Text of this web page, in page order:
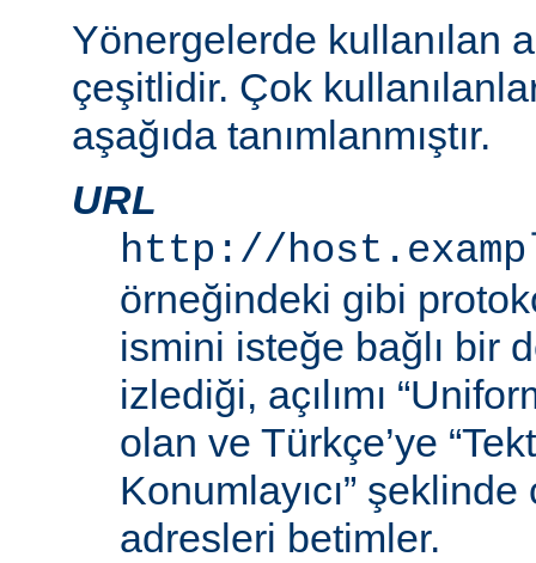
Yönergelerde kullanılan
çeşitlidir. Çok
aşağıda tanımlanmıştır.
URL
http://
örneğindeki gibi
ismini isteğe bağlı bir
izlediği, açılımı
olan ve Türkçe’ye
Konumlayıcı”
adresleri betimler.